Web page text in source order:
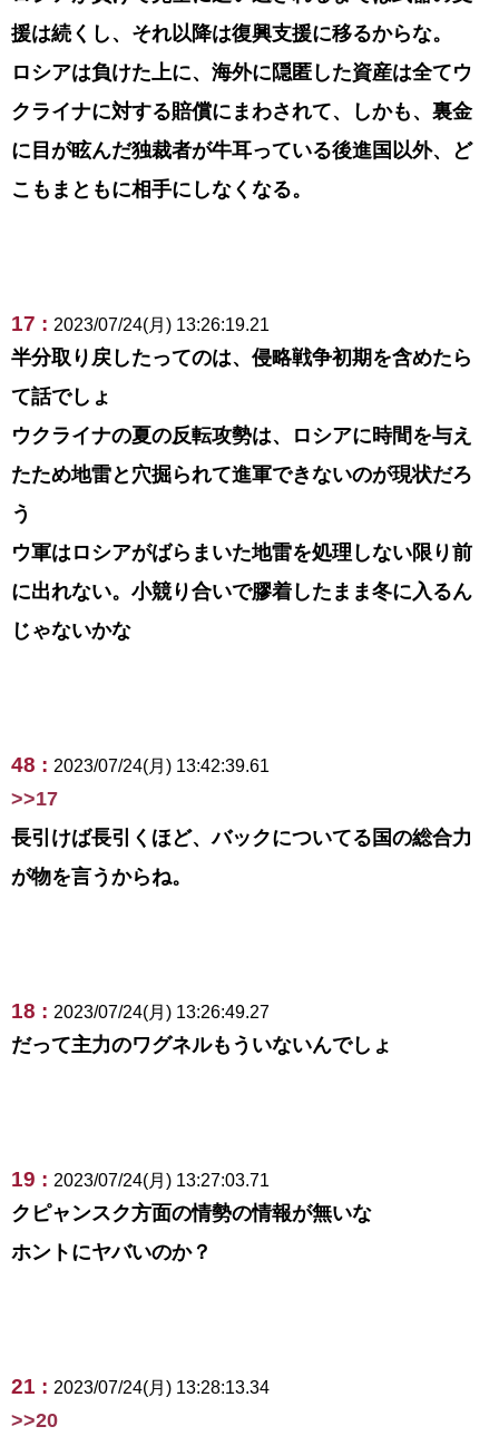
援は続くし、それ以降は復興支援に移るからな。
ロシアは負けた上に、海外に隠匿した資産は全てウ
クライナに対する賠償にまわされて、しかも、裏金
に目が眩んだ独裁者が牛耳っている後進国以外、ど
こもまともに相手にしなくなる。
17 : 2023/07/24(月) 13:26:19.21
半分取り戻したってのは、侵略戦争初期を含めたら
て話でしょ
ウクライナの夏の反転攻勢は、ロシアに時間を与え
たため地雷と穴掘られて進軍できないのが現状だろ
う
ウ軍はロシアがばらまいた地雷を処理しない限り前
に出れない。小競り合いで膠着したまま冬に入るん
じゃないかな
48 : 2023/07/24(月) 13:42:39.61
>>17
長引けば長引くほど、バックについてる国の総合力
が物を言うからね。
18 : 2023/07/24(月) 13:26:49.27
だって主力のワグネルもういないんでしょ
19 : 2023/07/24(月) 13:27:03.71
クピャンスク方面の情勢の情報が無いな
ホントにヤバいのか？
21 : 2023/07/24(月) 13:28:13.34
>>20